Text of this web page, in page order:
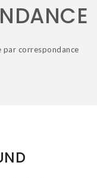
correspondance